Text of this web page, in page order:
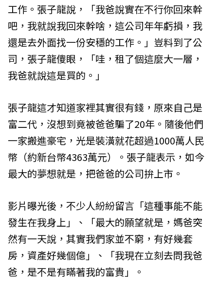
工作。張子龍說，「我爸說實在不行你回來幹
吧，我就說我回來幹啥，這公司年年虧損，我
還是去外面找一份安穩的工作。」豈料到了公
司，張子龍傻眼，「哇，租了個這麼大一層，
我爸就說這是買的。」
張子龍這才知道家裡其實很有錢，原來自己是
富二代，沒想到竟被爸爸騙了20年。隨後他們
一家搬進豪宅，光是裝潢就花超過1000萬人民
幣（約新台幣4363萬元）。張子龍表示，如今
最大的夢想就是，把爸爸的公司拚上市。
影片曝光後，不少人紛紛留言「這種事能不能
發生在我身上」、「最大的願望就是，媽爸突
然有一天說，其實我們家並不窮，有好幾套
房，資產好幾個億」、「我現在立刻去問我爸
爸，是不是有瞞著我的富貴」。